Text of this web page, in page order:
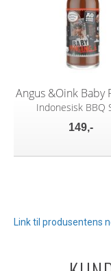
Indonesisk BBQ
149,-
Link til produsentens